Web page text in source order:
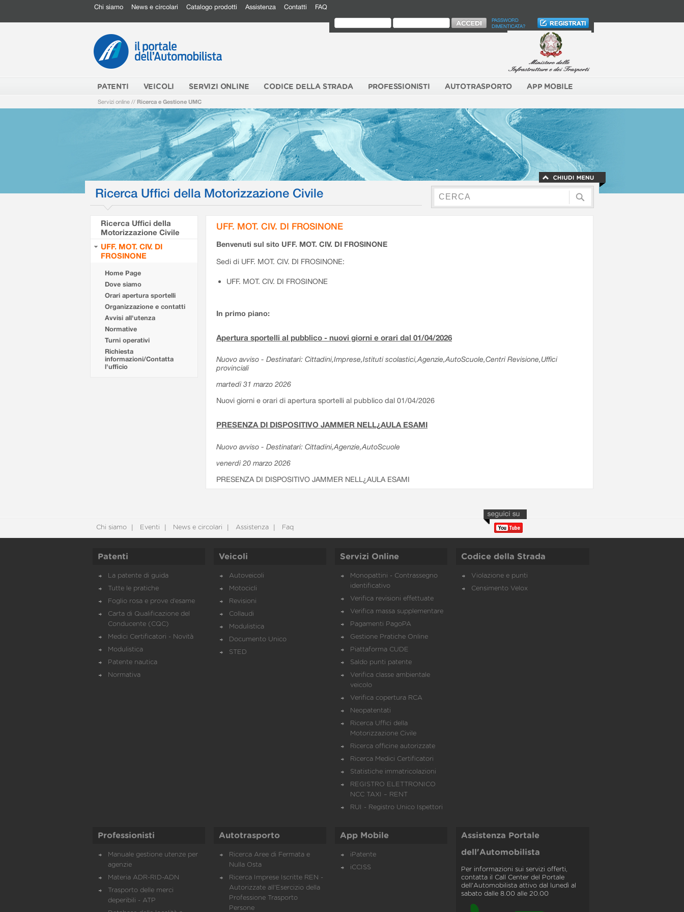
Chi siamo News e circolari Catalogo prodotti Assistenza Contatti FAQ
PASSWORD
DIMENTICATA?
PATENTI VEICOLI SERVIZI ONLINE CODICE DELLA STRADA PROFESSIONISTI AUTOTRASPORTO APP MOBILE
Servizi online // Ricerca e Gestione UMC
Ricerca Uffici della Motorizzazione Civile
Ricerca Uffici della
Motorizzazione Civile
UFF. MOT. CIV. DI
FROSINONE
Home Page
Dove siamo
Orari apertura sportelli
Organizzazione e contatti
Avvisi all'utenza
Normative
Turni operativi
Richiesta
informazioni/Contatta
l'ufficio
UFF. MOT. CIV. DI FROSINONE
Benvenuti sul sito UFF. MOT. CIV. DI FROSINONE
Sedi di UFF. MOT. CIV. DI FROSINONE:
UFF. MOT. CIV. DI FROSINONE
In primo piano:
Apertura sportelli al pubblico - nuovi giorni e orari dal 01/04/2026
Nuovo avviso - Destinatari: Cittadini,Imprese,Istituti scolastici,Agenzie,AutoScuole,Centri Revisione,Uffici
provinciali
martedì 31 marzo 2026
Nuovi giorni e orari di apertura sportelli al pubblico dal 01/04/2026
PRESENZA DI DISPOSITIVO JAMMER NELL¿AULA ESAMI
Nuovo avviso - Destinatari: Cittadini,Agenzie,AutoScuole
venerdì 20 marzo 2026
PRESENZA DI DISPOSITIVO JAMMER NELL¿AULA ESAMI
Chi siamo Eventi News e circolari Assistenza Faq
Patenti
La patente di guida
Tutte le pratiche
Foglio rosa e prove d’esame
Carta di Qualificazione del
Conducente (CQC)
Medici Certificatori - Novità
Modulistica
Patente nautica
Normativa
Veicoli
Autoveicoli
Motocicli
Revisioni
Collaudi
Modulistica
Documento Unico
STED
Servizi Online
Monopattini - Contrassegno
identificativo
Verifica revisioni effettuate
Verifica massa supplementare
Pagamenti PagoPA
Gestione Pratiche Online
Piattaforma CUDE
Saldo punti patente
Verifica classe ambientale
veicolo
Verifica copertura RCA
Neopatentati
Ricerca Uffici della
Motorizzazione Civile
Ricerca officine autorizzate
Ricerca Medici Certificatori
Statistiche immatricolazioni
REGISTRO ELETTRONICO
NCC TAXI – RENT
RUI - Registro Unico Ispettori
Codice della Strada
Violazione e punti
Censimento Velox
Professionisti
Manuale gestione utenze per
agenzie
Materia ADR-RID-ADN
Trasporto delle merci
deperibili - ATP
Autotrasporto
Ricerca Aree di Fermata e
Nulla Osta
Ricerca Imprese Iscritte REN -
Autorizzate all'Esercizio della
Professione Trasporto
Persone
App Mobile
iPatente
iCCISS
Assistenza Portale
dell'Automobilista
Per informazioni sui servizi offerti,
contatta il Call Center del Portale
dell'Automobilista attivo dal lunedì al
sabato dalle 8.00 alle 20.00